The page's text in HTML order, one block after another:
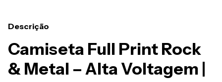
Descrição
Camiseta Full Print Rock
& Metal – Alta Voltagem |